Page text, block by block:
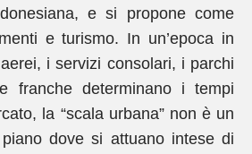
e si propone come
e turismo. In un’epoca in
i servizi consolari, i parchi
franche determinano i tempi
la “scala urbana” non è un
dove si attuano intese di